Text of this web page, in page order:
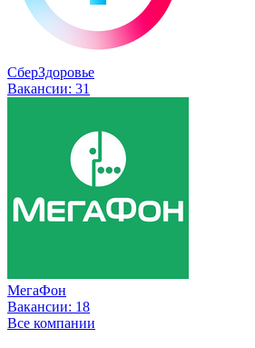
СберЗдоровье
Вакансии: 31
МегаФон
Вакансии: 18
Все компании